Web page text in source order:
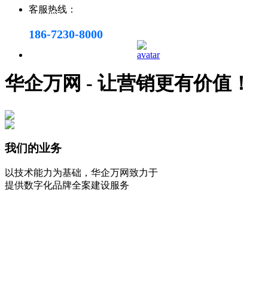
客服热线：
186-7230-8000
华企万网 - 让营销更有价值！
我们的业务
以技术能力为基础，华企万网致力于
提供数字化品牌全案建设服务